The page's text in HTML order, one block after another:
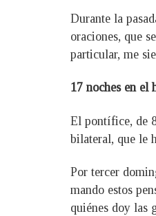
Durante la
oraciones, que
particular, me
17 noches en el
El pontífice, de
bilateral, que le
Por tercer
mando estos
quiénes doy las